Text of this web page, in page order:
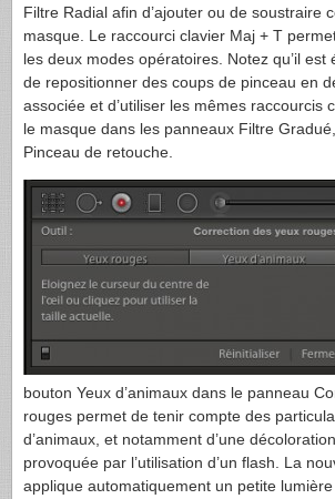
Filtre Radial afin d’ajouter ou de soustraire
masque. Le raccourci clavier Maj + T
les deux modes opératoires. Notez qu’il est
de repositionner des coups de pinceau en
associée et d’utiliser les mêmes raccourcis
le masque dans les panneaux Filtre
Pinceau de retouche.
bouton Yeux d’animaux dans le panneau
rouges permet de tenir compte des
d’animaux, et notamment d’une
provoquée par l’utilisation d’un flash. La
applique automatiquement un petite